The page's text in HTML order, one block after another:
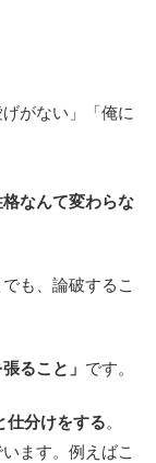
がない」「俺に
なんて変わらな
も、論破するこ
ること」 です。
仕分けをする。
ます。例えばこ